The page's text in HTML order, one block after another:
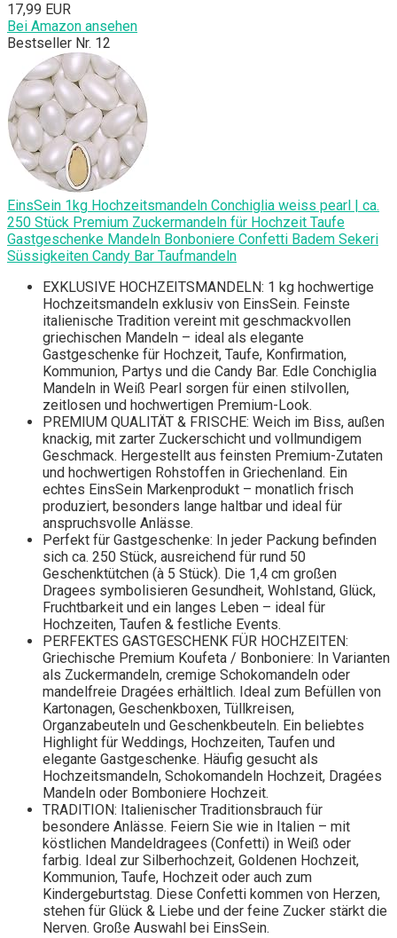
17,99 EUR
Bei Amazon ansehen
Bestseller Nr. 12
EinsSein 1kg Hochzeitsmandeln Conchiglia weiss pearl | ca.
250 Stück Premium Zuckermandeln für Hochzeit Taufe
Gastgeschenke Mandeln Bonboniere Confetti Badem Sekeri
Süssigkeiten Candy Bar Taufmandeln
EXKLUSIVE HOCHZEITSMANDELN: 1 kg hochwertige
Hochzeitsmandeln exklusiv von EinsSein. Feinste
italienische Tradition vereint mit geschmackvollen
griechischen Mandeln – ideal als elegante
Gastgeschenke für Hochzeit, Taufe, Konfirmation,
Kommunion, Partys und die Candy Bar. Edle Conchiglia
Mandeln in Weiß Pearl sorgen für einen stilvollen,
zeitlosen und hochwertigen Premium-Look.
PREMIUM QUALITÄT & FRISCHE: Weich im Biss, außen
knackig, mit zarter Zuckerschicht und vollmundigem
Geschmack. Hergestellt aus feinsten Premium-Zutaten
und hochwertigen Rohstoffen in Griechenland. Ein
echtes EinsSein Markenprodukt – monatlich frisch
produziert, besonders lange haltbar und ideal für
anspruchsvolle Anlässe.
Perfekt für Gastgeschenke: In jeder Packung befinden
sich ca. 250 Stück, ausreichend für rund 50
Geschenktütchen (à 5 Stück). Die 1,4 cm großen
Dragees symbolisieren Gesundheit, Wohlstand, Glück,
Fruchtbarkeit und ein langes Leben – ideal für
Hochzeiten, Taufen & festliche Events.
PERFEKTES GASTGESCHENK FÜR HOCHZEITEN:
Griechische Premium Koufeta / Bonboniere: In Varianten
als Zuckermandeln, cremige Schokomandeln oder
mandelfreie Dragées erhältlich. Ideal zum Befüllen von
Kartonagen, Geschenkboxen, Tüllkreisen,
Organzabeuteln und Geschenkbeuteln. Ein beliebtes
Highlight für Weddings, Hochzeiten, Taufen und
elegante Gastgeschenke. Häufig gesucht als
Hochzeitsmandeln, Schokomandeln Hochzeit, Dragées
Mandeln oder Bomboniere Hochzeit.
TRADITION: Italienischer Traditionsbrauch für
besondere Anlässe. Feiern Sie wie in Italien – mit
köstlichen Mandeldragees (Confetti) in Weiß oder
farbig. Ideal zur Silberhochzeit, Goldenen Hochzeit,
Kommunion, Taufe, Hochzeit oder auch zum
Kindergeburtstag. Diese Confetti kommen von Herzen,
stehen für Glück & Liebe und der feine Zucker stärkt die
Nerven. Große Auswahl bei EinsSein.